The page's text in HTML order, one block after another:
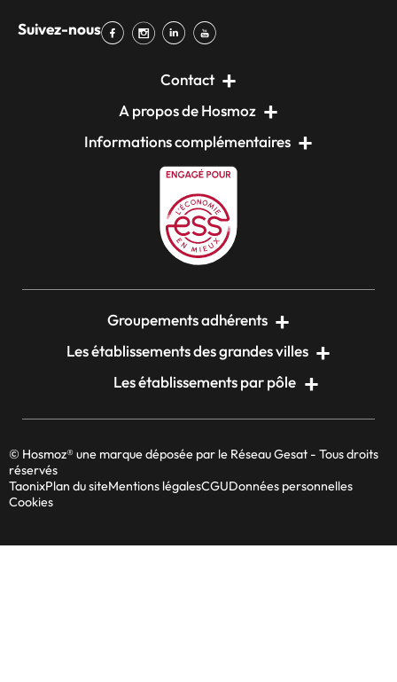
Suivez-nous
Contact
A propos de Hosmoz
Informations complémentaires
Groupements adhérents
Les établissements des grandes villes
Les établissements par pôle
© Hosmoz® une marque déposée par le Réseau Gesat - Tous droits
réservés
TaonixPlan du siteMentions légalesCGUDonnées personnelles
Cookies